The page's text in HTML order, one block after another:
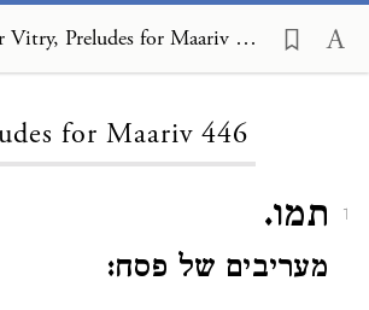
Machzor Vitry, Preludes for Maariv 446
for Maariv 446
1 תמו.
מעריבים של פסח: